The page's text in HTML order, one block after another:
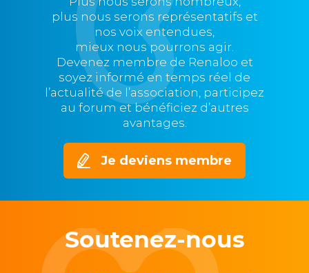
plus nous serons représentatifs et
nos voix entendues,
mieux nous pourrons agir.
Devenez membre de Renaloo et
soyez informé en temps réel de
l’actualité de l’association, participez
au forum et bénéficiez d’autres
avantages.
Je deviens membre
Soutenez-nous